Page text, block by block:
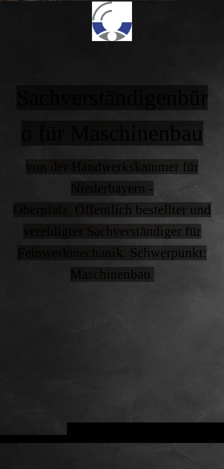
von der Handwerkskammer für
Niederbayern -
Oberpfalz Öffentlich bestellter und
vereidigter Sachverständiger für
Feinwerkmechanik Schwerpunkt:
Maschinenbau